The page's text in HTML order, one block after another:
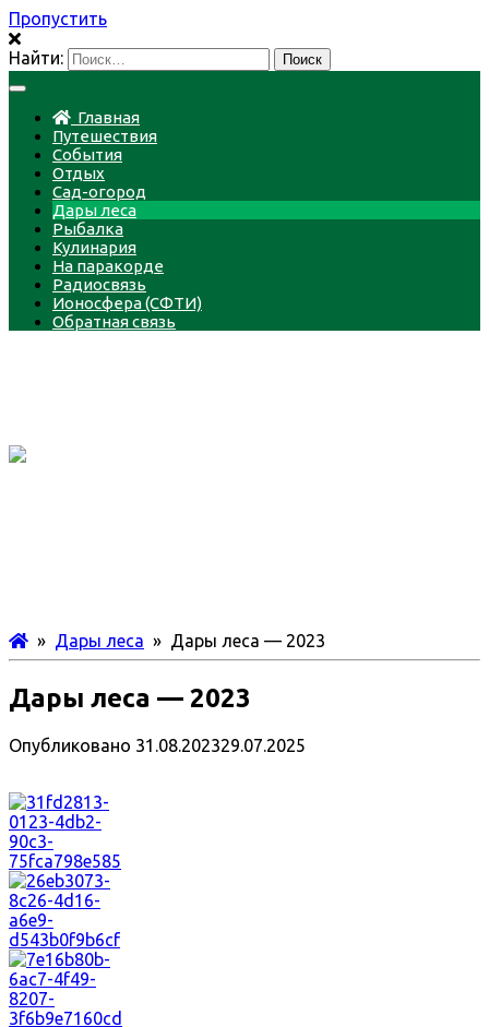
Пропустить
Найти:
Главная
Путешествия
События
Отдых
Сад-огород
Дары леса
Рыбалка
Кулинария
На паракорде
Радиосвязь
Ионосфера (СФТИ)
Обратная связь
» Дары леса » Дары леса — 2023
Дары леса — 2023
Опубликовано 31.08.202329.07.2025